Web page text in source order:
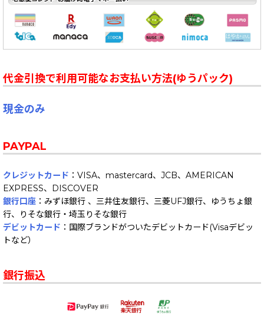
代金引換で利用可能なお支払い方法(ゆうパック)
現金のみ
PAYPAL
クレジットカード ：VISA、mastercard、JCB、AMERICAN
EXPRESS、DISCOVER
銀行口座 ：みずほ銀行 、三井住友銀行、三菱UFJ銀行、ゆうちょ銀
行、りそな銀行・埼玉りそな銀行
デビットカード ：国際ブランドがついたデビットカード(Visaデビッ
トなど）
銀行振込